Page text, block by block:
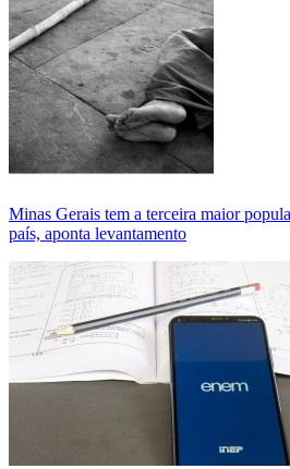
Minas Gerais tem a terceira maior
país, aponta levantamento